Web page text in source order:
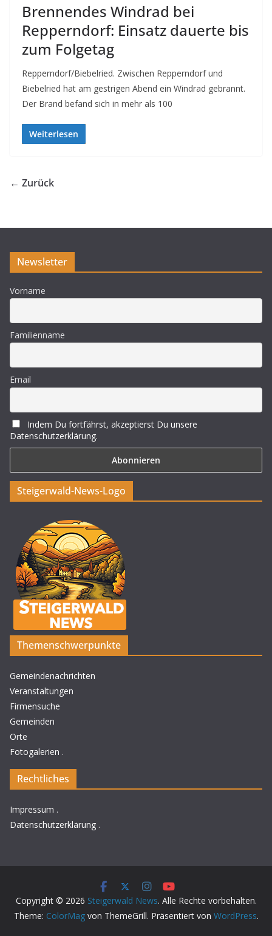
Brennendes Windrad bei
Repperndorf: Einsatz dauerte bis
zum Folgetag
Repperndorf/Biebelried. Zwischen Repperndorf und
Biebelried hat am gestrigen Abend ein Windrad gebrannt.
Der Brand befand sich in mehr als 100
Weiterlesen
← Zurück
Newsletter
Vorname
Familienname
Email
Indem Du fortfährst, akzeptierst Du unsere
Datenschutzerklärung.
Steigerwald-News-Logo
Themenschwerpunkte
Gemeindenachrichten
Veranstaltungen
Firmensuche
Gemeinden
Orte
Fotogalerien .
Rechtliches
Impressum .
Datenschutzerklärung .
Copyright © 2026 Steigerwald News. Alle Rechte vorbehalten.
Theme: ColorMagvon ThemeGrill. Präsentiert von WordPress.